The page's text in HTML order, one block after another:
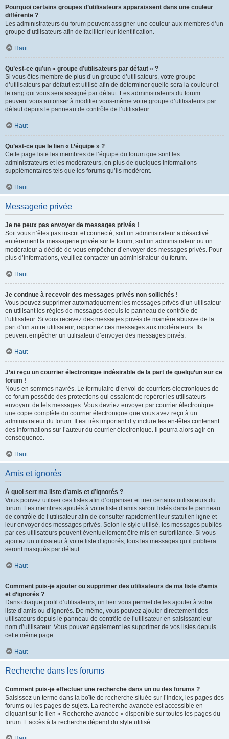
Pourquoi certains groupes d’utilisateurs apparaissent dans une couleur
différente ?
Les administrateurs du forum peuvent assigner une couleur aux membres d’un
groupe d’utilisateurs afin de faciliter leur identification.
Haut
Qu’est-ce qu’un « groupe d’utilisateurs par défaut » ?
Si vous êtes membre de plus d’un groupe d’utilisateurs, votre groupe
d’utilisateurs par défaut est utilisé afin de déterminer quelle sera la couleur et
le rang qui vous sera assigné par défaut. Les administrateurs du forum
peuvent vous autoriser à modifier vous-même votre groupe d’utilisateurs par
défaut depuis le panneau de contrôle de l’utilisateur.
Haut
Qu’est-ce que le lien « L’équipe » ?
Cette page liste les membres de l’équipe du forum que sont les
administrateurs et les modérateurs, en plus de quelques informations
supplémentaires tels que les forums qu’ils modèrent.
Haut
Messagerie privée
Je ne peux pas envoyer de messages privés !
Soit vous n’êtes pas inscrit et connecté, soit un administrateur a désactivé
entièrement la messagerie privée sur le forum, soit un administrateur ou un
modérateur a décidé de vous empêcher d’envoyer des messages privés. Pour
plus d’informations, veuillez contacter un administrateur du forum.
Haut
Je continue à recevoir des messages privés non sollicités !
Vous pouvez supprimer automatiquement les messages privés d’un utilisateur
en utilisant les règles de messages depuis le panneau de contrôle de
l’utilisateur. Si vous recevez des messages privés de manière abusive de la
part d’un autre utilisateur, rapportez ces messages aux modérateurs. Ils
peuvent empêcher un utilisateur d’envoyer des messages privés.
Haut
J’ai reçu un courrier électronique indésirable de la part de quelqu’un sur ce
forum !
Nous en sommes navrés. Le formulaire d’envoi de courriers électroniques de
ce forum possède des protections qui essaient de repérer les utilisateurs
envoyant de tels messages. Vous devriez envoyer par courrier électronique
une copie complète du courrier électronique que vous avez reçu à un
administrateur du forum. Il est très important d’y inclure les en-têtes contenant
des informations sur l’auteur du courrier électronique. Il pourra alors agir en
conséquence.
Haut
Amis et ignorés
À quoi sert ma liste d’amis et d’ignorés ?
Vous pouvez utiliser ces listes afin d’organiser et trier certains utilisateurs du
forum. Les membres ajoutés à votre liste d’amis seront listés dans le panneau
de contrôle de l’utilisateur afin de consulter rapidement leur statut en ligne et
leur envoyer des messages privés. Selon le style utilisé, les messages publiés
par ces utilisateurs peuvent éventuellement être mis en surbrillance. Si vous
ajoutez un utilisateur à votre liste d’ignorés, tous les messages qu’il publiera
seront masqués par défaut.
Haut
Comment puis-je ajouter ou supprimer des utilisateurs de ma liste d’amis
et d’ignorés ?
Dans chaque profil d’utilisateurs, un lien vous permet de les ajouter à votre
liste d’amis ou d’ignorés. De même, vous pouvez ajouter directement des
utilisateurs depuis le panneau de contrôle de l’utilisateur en saisissant leur
nom d’utilisateur. Vous pouvez également les supprimer de vos listes depuis
cette même page.
Haut
Recherche dans les forums
Comment puis-je effectuer une recherche dans un ou des forums ?
Saisissez un terme dans la boîte de recherche située sur l’index, les pages des
forums ou les pages de sujets. La recherche avancée est accessible en
cliquant sur le lien « Recherche avancée » disponible sur toutes les pages du
forum. L’accès à la recherche dépend du style utilisé.